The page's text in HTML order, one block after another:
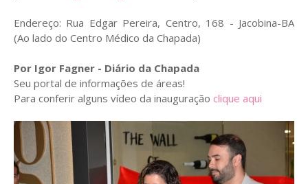
Endereço: Rua Edgar Pereira, Centro, 168 - Jacobina-BA
(Ao lado do Centro Médico da Chapada)
Por Igor Fagner - Diário da Chapada
Seu portal de informações de áreas!
Para conferir alguns vídeo da inauguração clique aqui